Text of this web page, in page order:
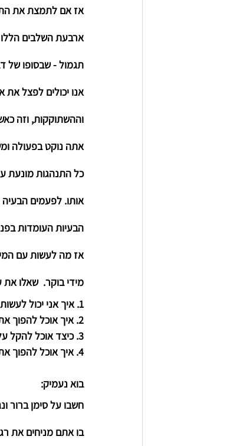
אז אם לתמצת את
ארבעת השלבים הללו
תגמול - שבסופו של
אנו יכולים לפצל
וההשתוקקות, וזה
אתה נוקט בפעולה
כל התנהגות מונעת
אותו. לפעמים
הבעיות העומדות
אז מה לעשות עם
מידי בוקר.  שאלו
1. איך אני יכול לעשות את ההרגל הזה לנגיש?
2. איך אוכל להפוך את הפעולה לאטרקטיבית?
3. כיצד אוכל להקל על עצמי בביצועה?
4. איך אוכל להפוך את הפעולה למספקת?
בוא נעמיק:
חשבו על סימן ברור
בו אתם מניחים את